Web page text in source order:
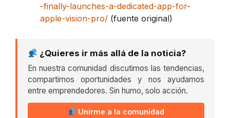
-finally-launches-a-dedicated-app-for-
apple-vision-pro/ (fuente original)
¿Quieres ir más allá de la noticia?
En nuestra comunidad discutimos las tendencias,
compartimos oportunidades y nos ayudamos
entre emprendedores. Sin humo, solo acción.
Unirme a la comunidad